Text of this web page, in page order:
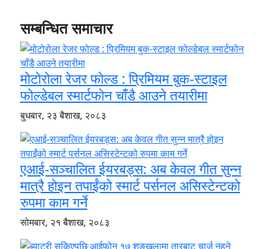
सम्बन्धित समाचार
मोटोरोला रेजर फोल्ड : प्रिमियम बुक-स्टाइल
फोल्डेबल स्मार्टफोन चाँडै आउने तयारीमा
बुधबार, २३ बैशाख, २०८३
एआई-सञ्चालित ईयरबड्स: अब केवल गीत सुन्न
मात्रै होइन तपाईंको स्मार्ट पर्सनल असिस्टेन्टको
रुपमा काम गर्ने
सोमबार, २१ बैशाख, २०८३